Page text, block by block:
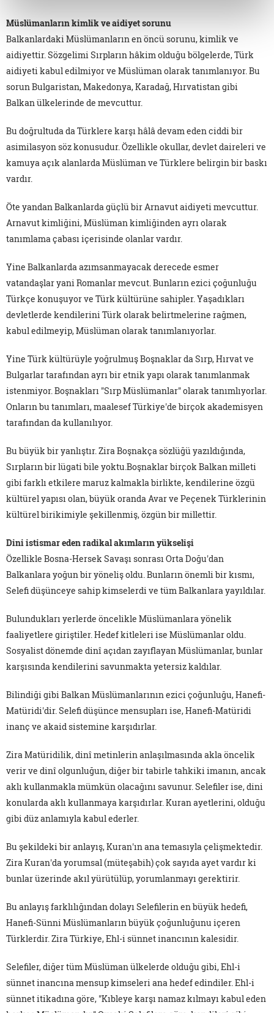
Müslümanların kimlik ve aidiyet sorunu
Balkanlardaki Müslümanların en öncü sorunu, kimlik ve
aidiyettir. Sözgelimi Sırpların hâkim olduğu bölgelerde, Türk
aidiyeti kabul edilmiyor ve Müslüman olarak tanımlanıyor. Bu
sorun Bulgaristan, Makedonya, Karadağ, Hırvatistan gibi
Balkan ülkelerinde de mevcuttur.
Bu doğrultuda da Türklere karşı hâlâ devam eden ciddi bir
asimilasyon söz konusudur. Özellikle okullar, devlet daireleri ve
kamuya açık alanlarda Müslüman ve Türklere belirgin bir baskı
vardır.
Öte yandan Balkanlarda güçlü bir Arnavut aidiyeti mevcuttur.
Arnavut kimliğini, Müslüman kimliğinden ayrı olarak
tanımlama çabası içerisinde olanlar vardır.
Yine Balkanlarda azımsanmayacak derecede esmer
vatandaşlar yani Romanlar mevcut. Bunların ezici çoğunluğu
Türkçe konuşuyor ve Türk kültürüne sahipler. Yaşadıkları
devletlerde kendilerini Türk olarak belirtmelerine rağmen,
kabul edilmeyip, Müslüman olarak tanımlanıyorlar.
Yine Türk kültürüyle yoğrulmuş Boşnaklar da Sırp, Hırvat ve
Bulgarlar tarafından ayrı bir etnik yapı olarak tanımlanmak
istenmiyor. Boşnakları "Sırp Müslümanlar" olarak tanımlıyorlar.
Onların bu tanımları, maalesef Türkiye'de birçok akademisyen
tarafından da kullanılıyor.
Bu büyük bir yanlıştır. Zira Boşnakça sözlüğü yazıldığında,
Sırpların bir lügati bile yoktu.Boşnaklar birçok Balkan milleti
gibi farklı etkilere maruz kalmakla birlikte, kendilerine özgü
kültürel yapısı olan, büyük oranda Avar ve Peçenek Türklerinin
kültürel birikimiyle şekillenmiş, özgün bir millettir.
Dini istismar eden radikal akımların yükselişi
Özellikle Bosna-Hersek Savaşı sonrası Orta Doğu'dan
Balkanlara yoğun bir yöneliş oldu. Bunların önemli bir kısmı,
Selefi düşünceye sahip kimselerdi ve tüm Balkanlara yayıldılar.
Bulundukları yerlerde öncelikle Müslümanlara yönelik
faaliyetlere giriştiler. Hedef kitleleri ise Müslümanlar oldu.
Sosyalist dönemde dinî açıdan zayıflayan Müslümanlar, bunlar
karşısında kendilerini savunmakta yetersiz kaldılar.
Bilindiği gibi Balkan Müslümanlarının ezici çoğunluğu, Hanefi-
Matüridi'dir. Selefi düşünce mensupları ise, Hanefi-Matüridi
inanç ve akaid sistemine karşıdırlar.
Zira Matüridilik, dinî metinlerin anlaşılmasında akla öncelik
verir ve dinî olgunluğun, diğer bir tabirle tahkiki imanın, ancak
aklı kullanmakla mümkün olacağını savunur. Selefiler ise, dini
konularda aklı kullanmaya karşıdırlar. Kuran ayetlerini, olduğu
gibi düz anlamıyla kabul ederler.
Bu şekildeki bir anlayış, Kuran'ın ana temasıyla çelişmektedir.
Zira Kuran'da yorumsal (müteşabih) çok sayıda ayet vardır ki
bunlar üzerinde akıl yürütülüp, yorumlanmayı gerektirir.
Bu anlayış farklılığından dolayı Selefilerin en büyük hedefi,
Hanefi-Sünni Müslümanların büyük çoğunluğunu içeren
Türklerdir. Zira Türkiye, Ehl-i sünnet inancının kalesidir.
Selefiler, diğer tüm Müslüman ülkelerde olduğu gibi, Ehl-i
sünnet inancına mensup kimseleri ana hedef edindiler. Ehl-i
sünnet itikadına göre, "Kıbleye karşı namaz kılmayı kabul eden